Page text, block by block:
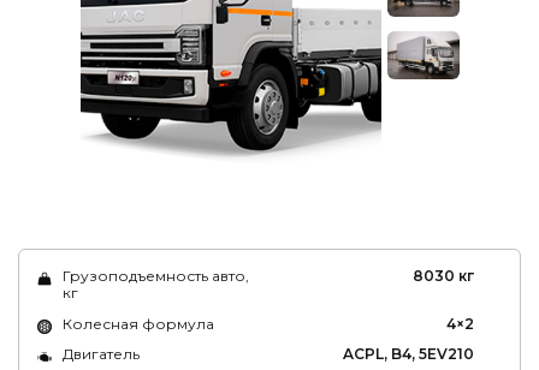
Грузоподъемность авто,
кг
8030 кг
Колесная формула
4×2
Двигатель
ACPL, B4, 5EV210